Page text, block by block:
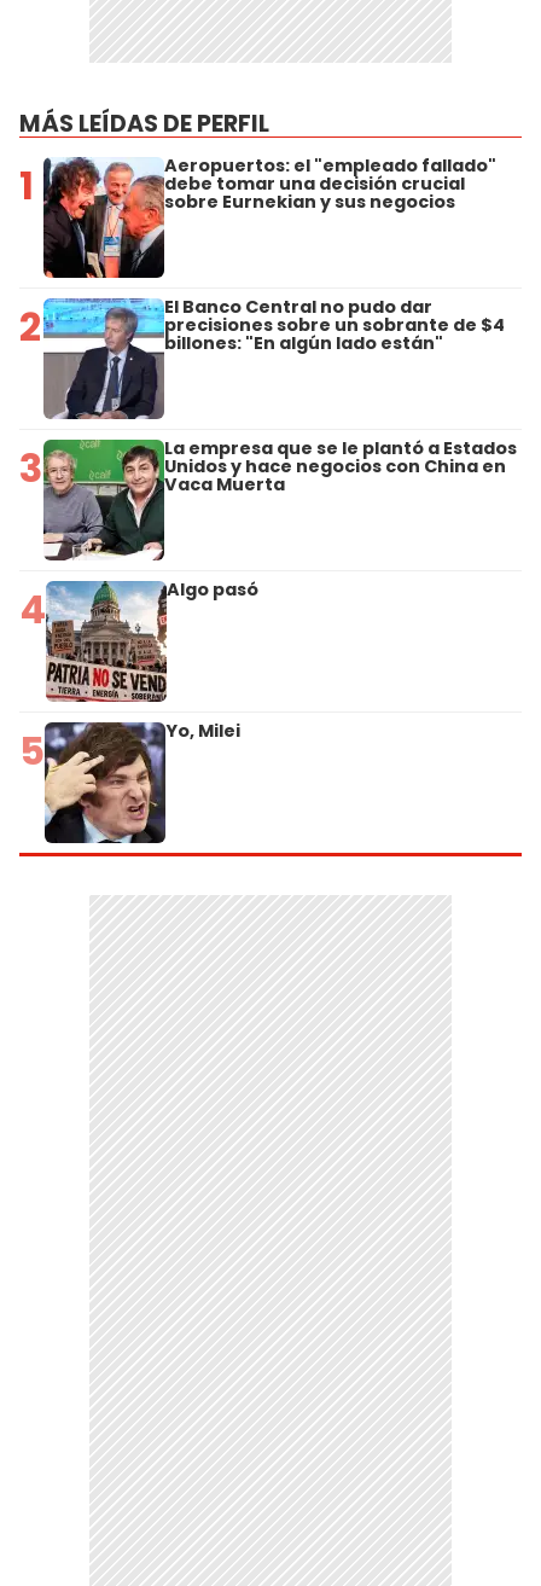
MÁS LEÍDAS DE PERFIL
1 Aeropuertos: el "empleado fallado"
debe tomar una decisión crucial
sobre Eurnekian y sus negocios
2 El Banco Central no pudo dar
precisiones sobre un sobrante de $4
billones: "En algún lado están"
3 La empresa que se le plantó a Estados
Unidos y hace negocios con China en
Vaca Muerta
4 Algo pasó
5 Yo, Milei